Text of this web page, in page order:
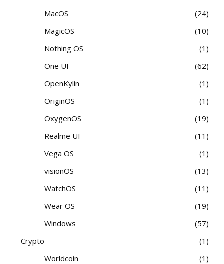
MacOS
24
MagicOS
10
Nothing OS
1
One UI
62
OpenKylin
1
OriginOS
1
OxygenOS
19
Realme UI
11
Vega OS
1
visionOS
13
WatchOS
11
Wear OS
19
Windows
57
Crypto
1
Worldcoin
1